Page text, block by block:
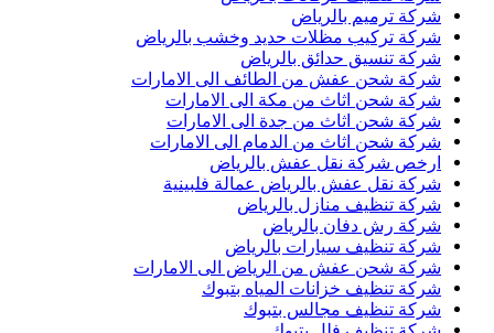
شركة ترميم بالرياض
شركة تركيب مظلات حديد وخشب بالرياض
شركة تنسيق حدائق بالرياض
شركة شحن عفش من الطائف الى الامارات
شركة شحن اثاث من مكة الى الامارات
شركة شحن اثاث من جدة الى الامارات
شركة شحن اثاث من الدمام الى الامارات
ارخص شركة نقل عفش بالرياض
شركة نقل عفش بالرياض عمالة فلبينية
شركة تنظيف منازل بالرياض
شركة رش دفان بالرياض
شركة تنظيف سيارات بالرياض
شركة شحن عفش من الرياض الى الامارات
شركة تنظيف خزانات المياه بتبوك
شركة تنظيف مجالس بتبوك